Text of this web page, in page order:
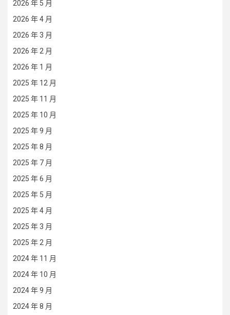
2026 年 5 月
2026 年 4 月
2026 年 3 月
2026 年 2 月
2026 年 1 月
2025 年 12 月
2025 年 11 月
2025 年 10 月
2025 年 9 月
2025 年 8 月
2025 年 7 月
2025 年 6 月
2025 年 5 月
2025 年 4 月
2025 年 3 月
2025 年 2 月
2024 年 11 月
2024 年 10 月
2024 年 9 月
2024 年 8 月